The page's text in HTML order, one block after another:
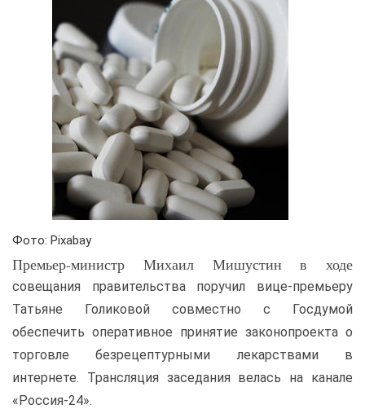
Фото: Pixabay
Премьер-министр Михаил Мишустин в ходе
совещания правительства поручил вице-премьеру
Татьяне Голиковой совместно с Госдумой
обеспечить оперативное принятие законопроекта о
торговле безрецептурными лекарствами в
интернете. Трансляция заседания велась на канале
«Россия-24».